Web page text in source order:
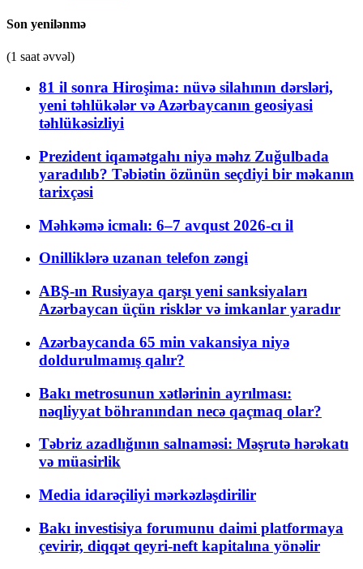
Son yenilənmə
(1 saat əvvəl)
81 il sonra Hiroşima: nüvə silahının dərsləri,
yeni təhlükələr və Azərbaycanın geosiyasi
təhlükəsizliyi
Prezident iqamətgahı niyə məhz Zuğulbada
yaradılıb? Təbiətin özünün seçdiyi bir məkanın
tarixçəsi
Məhkəmə icmalı: 6–7 avqust 2026-cı il
Onilliklərə uzanan telefon zəngi
ABŞ-ın Rusiyaya qarşı yeni sanksiyaları
Azərbaycan üçün risklər və imkanlar yaradır
Azərbaycanda 65 min vakansiya niyə
doldurulmamış qalır?
Bakı metrosunun xətlərinin ayrılması:
nəqliyyat böhranından necə qaçmaq olar?
Təbriz azadlığının salnaməsi: Məşrutə hərəkatı
və müasirlik
Media idarəçiliyi mərkəzləşdirilir
Bakı investisiya forumunu daimi platformaya
çevirir, diqqət qeyri-neft kapitalına yönəlir